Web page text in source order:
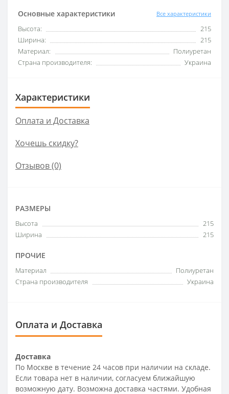
Основные характеристики Все характеристики
Высота:
215
Ширина:
215
Материал:
Полиуретан
Страна производителя:
Украина
Характеристики
Оплата и Доставка
Хочешь скидку?
Отзывов (0)
РАЗМЕРЫ
Высота
215
Ширина
215
ПРОЧИЕ
Материал
Полиуретан
Страна производителя
Украина
Оплата и Доставка
Доставка
По Москве в течение 24 часов при наличии на складе.
Если товара нет в наличии, согласуем ближайшую
возможную дату. Возможна доставка частями. Удобная